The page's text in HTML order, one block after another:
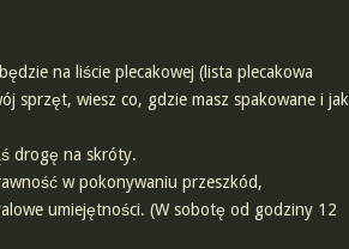
na liście plecakowej (lista plecakowa
sprzęt, wiesz co, gdzie masz spakowane i jak
drogę na skróty.
w pokonywaniu przeszkód,
umiejętności. (W sobotę od godziny 12